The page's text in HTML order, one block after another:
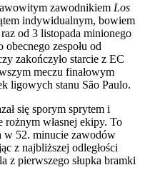
zawodnikiem Los
indywidualnym, bowiem
od 3 listopada minionego
zespołu od
zakończyło starcie z EC
meczu finałowym
ligowych stanu São Paulo.
się sporym sprytem i
rożnym własnej ekipy. To
w 52. minucie zawodów
z najbliższej odległości
z pierwszego słupka bramki